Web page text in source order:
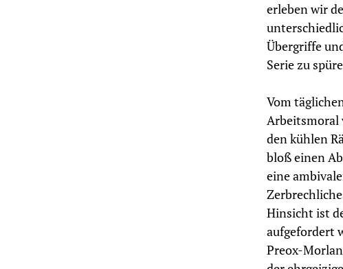
erleben wir
Übergriffe
Serie zu
Vom
Arbeitsmoral
den kühlen
bloß einen
eine
Hinsicht ist
aufgefordert
Preox-